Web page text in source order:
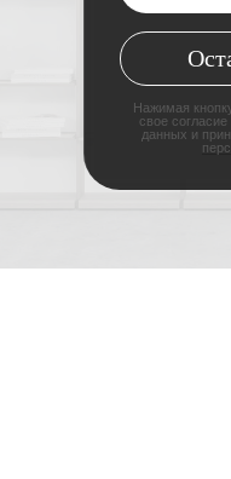
Нажимая
свое согласие
данных и